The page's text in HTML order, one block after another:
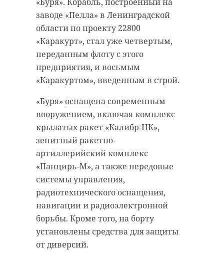
заводе «Пелла» в Ленинградской
области по проекту 22800
«Каракурт», стал уже четвертым,
переданным флоту с этого
предприятия, и восьмым
«Каракуртом», введенным в строй.
«Буря» оснащена современным
вооружением, включая комплекс
крылатых ракет «Калибр-НК»,
зенитный ракетно-
артиллерийский комплекс
«Панцирь-М», а также передовые
системы управления,
радиотехнического оснащения,
навигации и радиоэлектронной
борьбы. Кроме того, на борту
установлены средства для защиты
от диверсий.
Ленинграда. Об этот рассказал
областной комитет по спорту.
В 00:00 девять спортсменов
начали заплыв по акватории
легендарной Дороги жизни.
Маршрутпротяженностью около
30 километров пролегал от
деревни Кобона до Музея «Дорога
жизни» и Осиновецкого маяка. В
11:30 участники заплыва
финишировали.
Этот экстремальный спортивный
вызов был задуман как
выражение благодарности и
уважения к тем, кто сражался за
свободу и мирное будущее нашей
страны.
передали прибывшим
специалистам скорой помощи.
Северо-Западная транспортная
прокуратура инициировала
проверку обстоятельств
инцидента. Волховстроевская
транспортная прокуратура уже
приступила к проверке
соблюдения законодательства о
безопасности судоходства и
соблюдения прав пассажиров.
Ведутся мероприятия по
выяснению всех обстоятельств.
Фото:
https://max.ru/id7838385841_gos/AZ4Qva_uIlg
отрадное